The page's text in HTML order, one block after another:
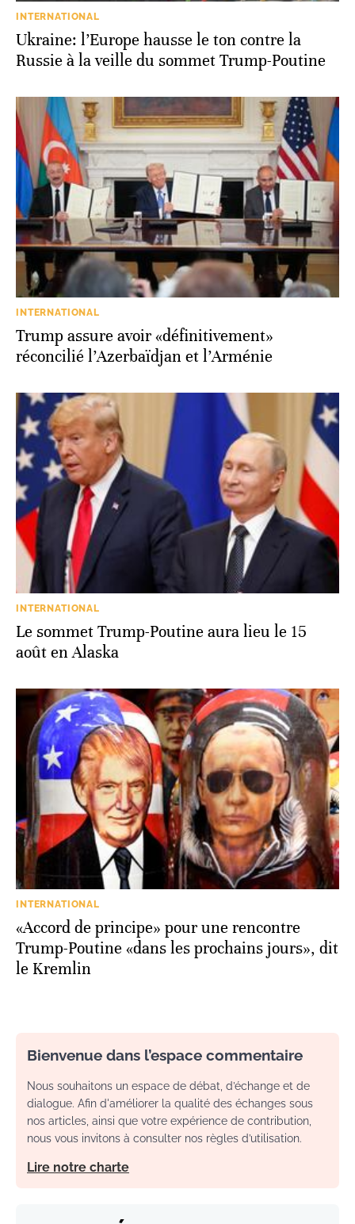
INTERNATIONAL
Ukraine: l’Europe hausse le ton contre la
Russie à la veille du sommet Trump-Poutine
INTERNATIONAL
Trump assure avoir «définitivement»
réconcilié l’Azerbaïdjan et l’Arménie
INTERNATIONAL
Le sommet Trump-Poutine aura lieu le 15
août en Alaska
INTERNATIONAL
«Accord de principe» pour une rencontre
Trump-Poutine «dans les prochains jours», dit
le Kremlin
Bienvenue dans l’espace commentaire
Nous souhaitons un espace de débat, d’échange et de
dialogue. Afin d'améliorer la qualité des échanges sous
nos articles, ainsi que votre expérience de contribution,
nous vous invitons à consulter nos règles d’utilisation.
Lire notre charte